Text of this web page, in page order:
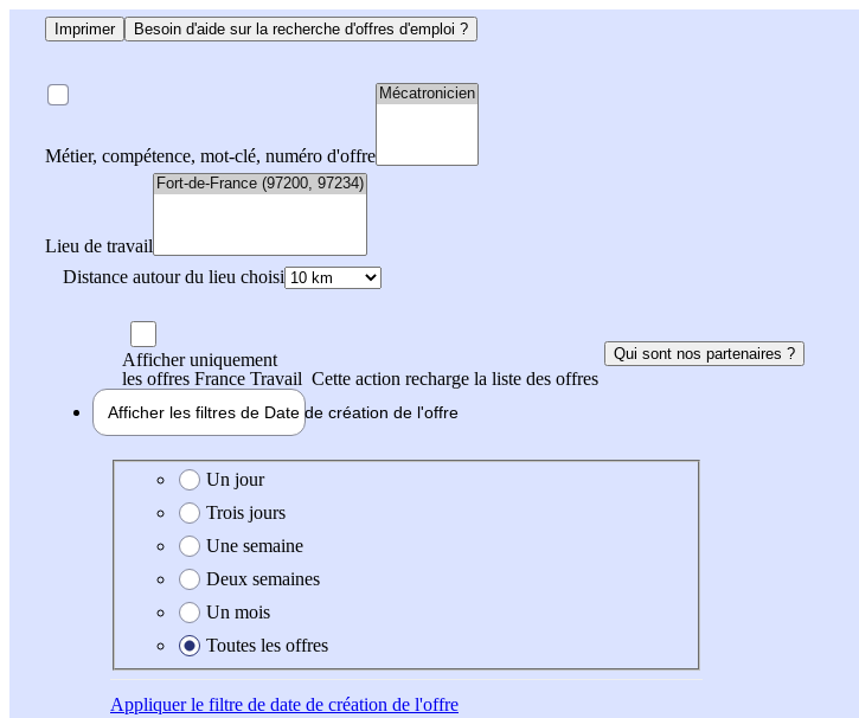
Imprimer Besoin d'aide sur la recherche d'offres d'emploi ?
Métier, compétence, mot-clé, numéro d'offre
Lieu de travail
Distance autour du lieu choisi
Afficher uniquement
les offres France Travail Cette action recharge la liste des offres
Qui sont nos partenaires ?
Afficher les filtres de Date de création de l'offre
Date de création de l'offre
Un jour
Trois jours
Une semaine
Deux semaines
Un mois
Toutes les offres
Appliquerle filtre de date de création de l'offre